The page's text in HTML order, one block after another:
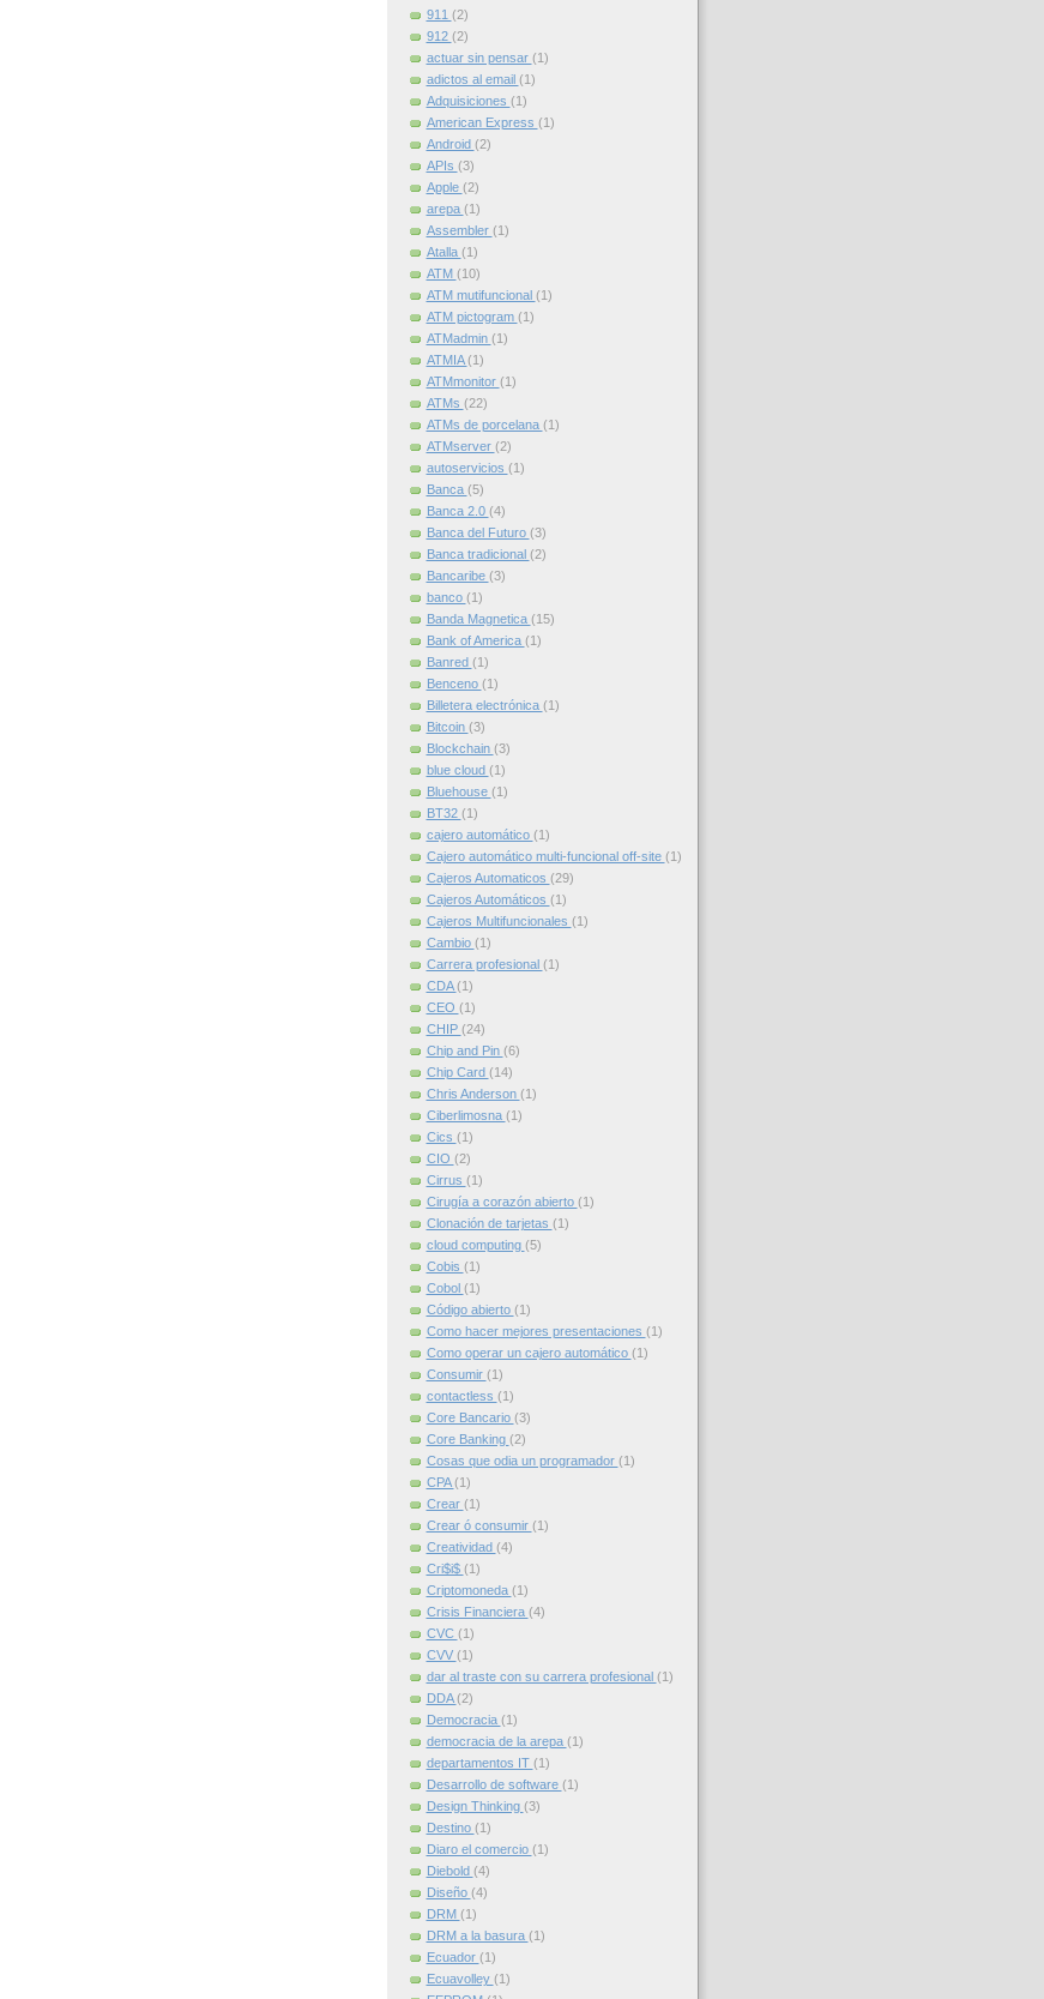
911 (2)
912 (2)
actuar sin pensar (1)
adictos al email (1)
Adquisiciones (1)
American Express (1)
Android (2)
APIs (3)
Apple (2)
arepa (1)
Assembler (1)
Atalla (1)
ATM (10)
ATM mutifuncional (1)
ATM pictogram (1)
ATMadmin (1)
ATMIA(1)
ATMmonitor (1)
ATMs (22)
ATMs de porcelana (1)
ATMserver (2)
autoservicios (1)
Banca (5)
Banca 2.0 (4)
Banca del Futuro (3)
Banca tradicional (2)
Bancaribe (3)
banco (1)
Banda Magnetica (15)
Bank of America (1)
Banred (1)
Benceno (1)
Billetera electrónica (1)
Bitcoin (3)
Blockchain (3)
blue cloud (1)
Bluehouse (1)
BT32 (1)
cajero automático (1)
Cajero automático multi-funcional off-site (1)
Cajeros Automaticos (29)
Cajeros Automáticos (1)
Cajeros Multifuncionales (1)
Cambio (1)
Carrera profesional (1)
CDA(1)
CEO (1)
CHIP (24)
Chip and Pin (6)
Chip Card (14)
Chris Anderson (1)
Ciberlimosna (1)
Cics (1)
CIO (2)
Cirrus (1)
Cirugía a corazón abierto (1)
Clonación de tarjetas (1)
cloud computing (5)
Cobis (1)
Cobol (1)
Código abierto (1)
Como hacer mejores presentaciones (1)
Como operar un cajero automático (1)
Consumir (1)
contactless (1)
Core Bancario (3)
Core Banking (2)
Cosas que odia un programador (1)
CPA(1)
Crear (1)
Crear ó consumir (1)
Creatividad (4)
Cri$i$ (1)
Criptomoneda (1)
Crisis Financiera (4)
CVC (1)
CVV (1)
dar al traste con su carrera profesional (1)
DDA(2)
Democracia (1)
democracia de la arepa (1)
departamentos IT (1)
Desarrollo de software (1)
Design Thinking (3)
Destino (1)
Diaro el comercio (1)
Diebold (4)
Diseño (4)
DRM (1)
DRM a la basura (1)
Ecuador (1)
Ecuavolley (1)